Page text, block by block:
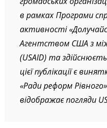
в рамках Програми
активності
Агентством США з
(USAID) та
цієї публікації є
«Ради реформ
відображає погляди